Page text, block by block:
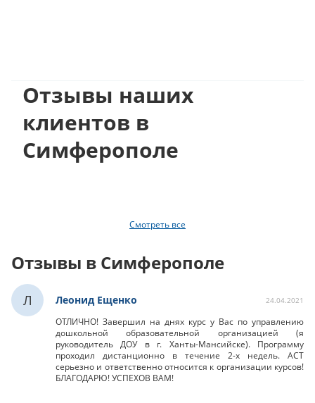
Отзывы наших
клиентов в
Симферополе
Смотреть все
Отзывы в Симферополе
Л Леонид Ещенко 24.04.2021
ОТЛИЧНО! Завершил на днях курс у Вас по управлению
дошкольной образовательной организацией (я
руководитель ДОУ в г. Ханты-Мансийске). Программу
проходил дистанционно в течение 2-х недель. АСТ
серьезно и ответственно относится к организации курсов!
БЛАГОДАРЮ! УСПЕХОВ ВАМ!